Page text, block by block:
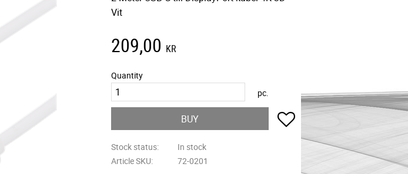
Vit
209,00 KR
Quantity
pc.
BUY Add to favorites
Stock status
In stock
Article SKU
72-0201